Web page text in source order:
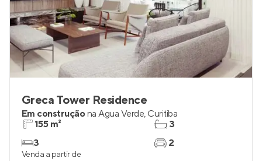
Greca Tower Residence
Em construçãona Água Verde, Curitiba
155 m²
3
3
2
Venda a partir de